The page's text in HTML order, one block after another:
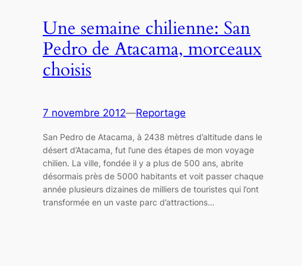
Une semaine chilienne: San
Pedro de Atacama, morceaux
choisis
7 novembre 2012—Reportage
San Pedro de Atacama, à 2438 mètres d’altitude dans le
désert d’Atacama, fut l’une des étapes de mon voyage
chilien. La ville, fondée il y a plus de 500 ans, abrite
désormais près de 5000 habitants et voit passer chaque
année plusieurs dizaines de milliers de touristes qui l’ont
transformée en un vaste parc d’attractions…